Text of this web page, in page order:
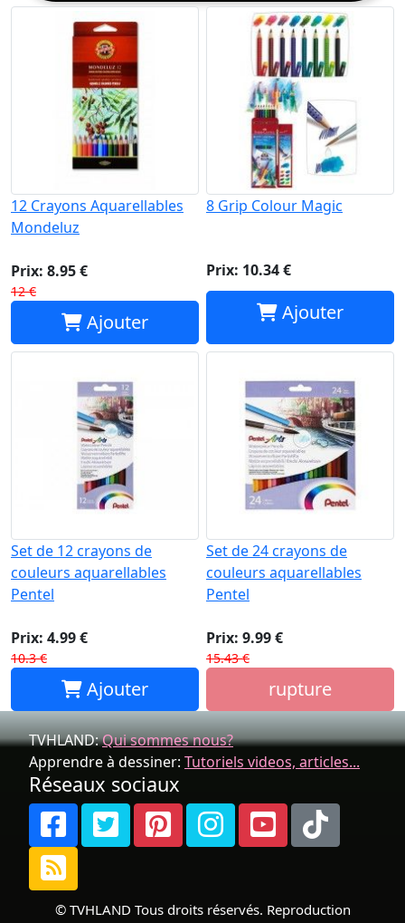
12 Crayons Aquarellables
Mondeluz
Prix: 8.95 €
12 €
Ajouter
8 Grip Colour Magic
Prix: 10.34 €
Ajouter
Set de 12 crayons de
couleurs aquarellables
Pentel
Prix: 4.99 €
10.3 €
Ajouter
Set de 24 crayons de
couleurs aquarellables
Pentel
Prix: 9.99 €
15.43 €
rupture
TVHLAND:Qui sommes nous?
Apprendre à dessiner: Tutoriels videos, articles...
Réseaux sociaux
© TVHLAND Tous droits réservés. Reproduction